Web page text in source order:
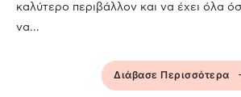
καλύτερο περιβάλλον και να έχει όλα
να...
Διάβασε Περισσότερα